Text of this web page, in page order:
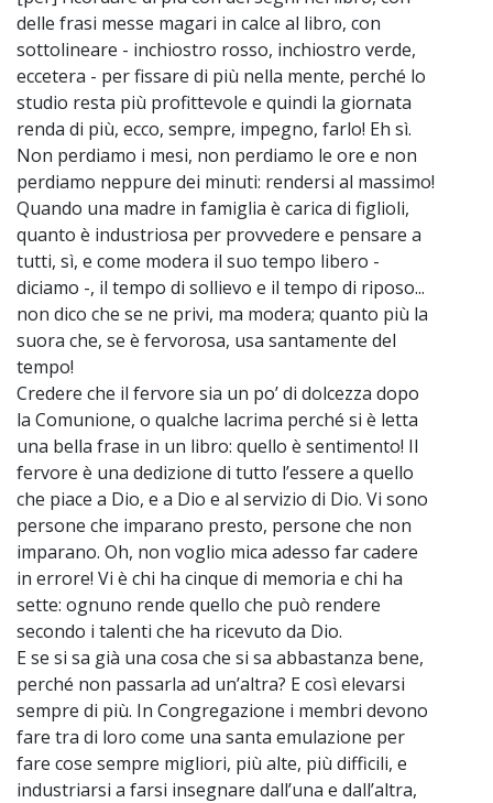
delle frasi messe magari in calce al libro, con
sottolineare - inchiostro rosso, inchiostro verde,
eccetera - per fissare di più nella mente, perché lo
studio resta più profittevole e quindi la giornata
renda di più, ecco, sempre, impegno, farlo! Eh sì.
Non perdiamo i mesi, non perdiamo le ore e non
perdiamo neppure dei minuti: rendersi al massimo!
Quando una madre in famiglia è carica di figlioli,
quanto è industriosa per provvedere e pensare a
tutti, sì, e come modera il suo tempo libero -
diciamo -, il tempo di sollievo e il tempo di riposo...
non dico che se ne privi, ma modera; quanto più la
suora che, se è fervorosa, usa santamente del
tempo!
Credere che il fervore sia un po’ di dolcezza dopo
la Comunione, o qualche lacrima perché si è letta
una bella frase in un libro: quello è sentimento! Il
fervore è una dedizione di tutto l’essere a quello
che piace a Dio, e a Dio e al servizio di Dio. Vi sono
persone che imparano presto, persone che non
imparano. Oh, non voglio mica adesso far cadere
in errore! Vi è chi ha cinque di memoria e chi ha
sette: ognuno rende quello che può rendere
secondo i talenti che ha ricevuto da Dio.
E se si sa già una cosa che si sa abbastanza bene,
perché non passarla ad un’altra? E così elevarsi
sempre di più. In Congregazione i membri devono
fare tra di loro come una santa emulazione per
fare cose sempre migliori, più alte, più difficili, e
industriarsi a farsi insegnare dall’una e dall’altra,